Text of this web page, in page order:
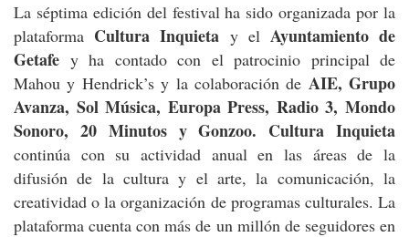
La séptima edición del festival ha sido organizada por la
plataforma Cultura Inquieta y el Ayuntamiento de
Getafe y ha contado con el patrocinio principal de
Mahou y Hendrick’s y la colaboración de AIE, Grupo
Avanza, Sol Música, Europa Press, Radio 3, Mondo
Sonoro, 20 Minutos y Gonzoo. Cultura Inquieta
continúa con su actividad anual en las áreas de la
difusión de la cultura y el arte, la comunicación, la
creatividad o la organización de programas culturales. La
plataforma cuenta con más de un millón de seguidores en